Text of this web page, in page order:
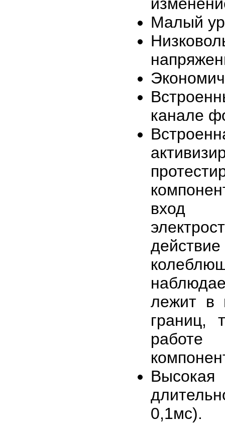
Малый
канале
вход
лежит в
границ,
0,1мс).